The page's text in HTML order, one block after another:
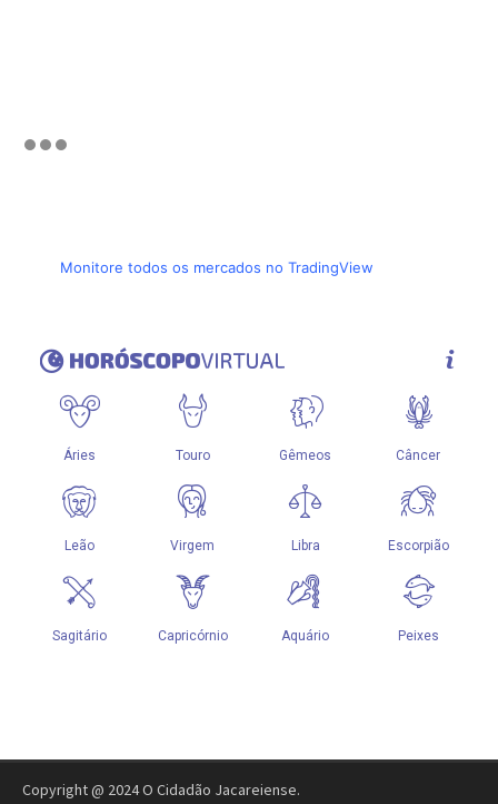
Monitore todos os mercados no TradingView
Copyright @ 2024 O Cidadão Jacareiense.